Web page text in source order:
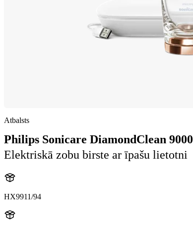
Atbalsts
Philips Sonicare DiamondClean 9000
Elektriskā zobu birste ar īpašu lietotni
HX9911/94